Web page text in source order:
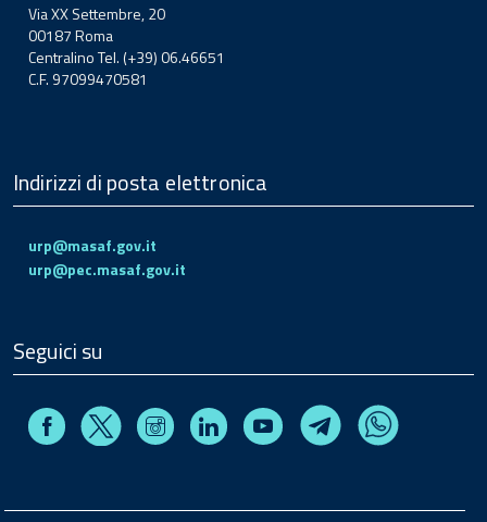
Via XX Settembre, 20
00187 Roma
Centralino Tel. (+39) 06.46651
C.F. 97099470581
Indirizzi di posta elettronica
urp@masaf.gov.it
urp@pec.masaf.gov.it
Seguici su
FacebookX InstagramLinkedin Youtube TelegramWhatsapp